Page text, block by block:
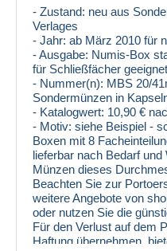
- Zustand: neu aus
Verlages
- Jahr: ab März 2010 für
- Ausgabe: Numis-Box
für Schließfächer geeignet
- Nummer(n): MBS 20/
Sondermünzen in
- Katalogwert: 10,90 €
- Motiv: siehe Beispiel -
Boxen mit 8
lieferbar nach Bedarf
Münzen dieses
Beachten Sie zur
weitere Angebote von
oder nutzen Sie die
Für den Verlust auf dem
Haftung übernehmen,